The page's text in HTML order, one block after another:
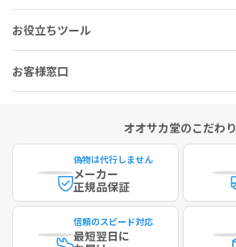
お役立ちツール
お客様窓口
オオサカ堂のこだわり
偽物は代行しません
メーカー
正規品保証
信頼のスピード対応
最短翌日に